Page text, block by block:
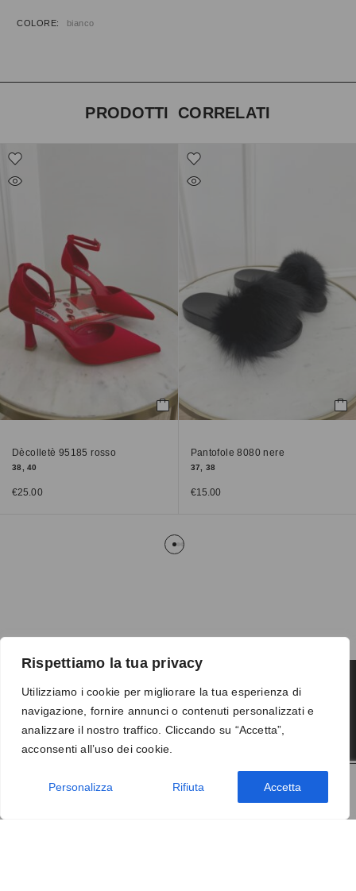
Rispettiamo la tua privacy
Utilizziamo i cookie per migliorare la tua esperienza di
navigazione, fornire annunci o contenuti personalizzati e
analizzare il nostro traffico. Cliccando su “Accetta”,
acconsenti all’uso dei cookie.
Personalizza Rifiuta Accetta
AGGIUNGI AL CARRELLO
COLORE bianco
PRODOTTI CORRELATI
Dècolletè 95185 rosso
38, 40
€25.00
Pantofole 8080 nere
37, 38
€15.00
Termini e condizioni-Privacy-Reso